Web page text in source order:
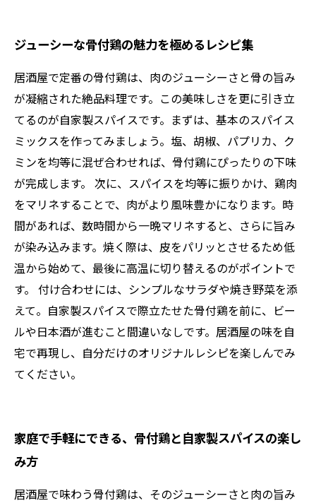
ジューシーな骨付鶏の魅力を極めるレシピ集
居酒屋で定番の骨付鶏は、肉のジューシーさと骨の旨み
が凝縮された絶品料理です。この美味しさを更に引き立
てるのが自家製スパイスです。まずは、基本のスパイス
ミックスを作ってみましょう。塩、胡椒、パプリカ、ク
ミンを均等に混ぜ合わせれば、骨付鶏にぴったりの下味
が完成します。 次に、スパイスを均等に振りかけ、鶏肉
をマリネすることで、肉がより風味豊かになります。時
間があれば、数時間から一晩マリネすると、さらに旨み
が染み込みます。焼く際は、皮をパリッとさせるため低
温から始めて、最後に高温に切り替えるのがポイントで
す。 付け合わせには、シンプルなサラダや焼き野菜を添
えて。自家製スパイスで際立たせた骨付鶏を前に、ビー
ルや日本酒が進むこと間違いなしです。居酒屋の味を自
宅で再現し、自分だけのオリジナルレシピを楽しんでみ
てください。
家庭で手軽にできる、骨付鶏と自家製スパイスの楽し
み方
居酒屋で味わう骨付鶏は、そのジューシーさと肉の旨み